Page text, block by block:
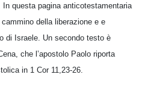
In questa pagina anticotestamentaria
della liberazione e e
di Israele. Un secondo testo è
che l’apostolo Paolo riporta
in 1 Cor 11,23-26.